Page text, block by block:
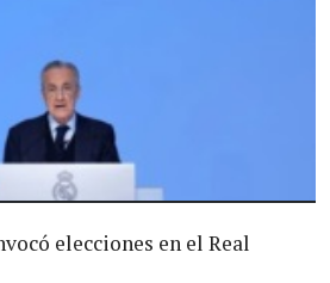
elecciones en el Real